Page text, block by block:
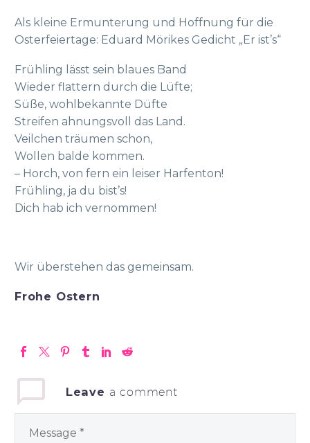
Als kleine Ermunterung und Hoffnung für die
Osterfeiertage: Eduard Mörikes Gedicht „Er ist’s“
Frühling lässt sein blaues Band
Wieder flattern durch die Lüfte;
Süße, wohlbekannte Düfte
Streifen ahnungsvoll das Land.
Veilchen träumen schon,
Wollen balde kommen.
– Horch, von fern ein leiser Harfenton!
Frühling, ja du bist’s!
Dich hab ich vernommen!
Wir überstehen das gemeinsam.
Frohe Ostern
Leave a comment